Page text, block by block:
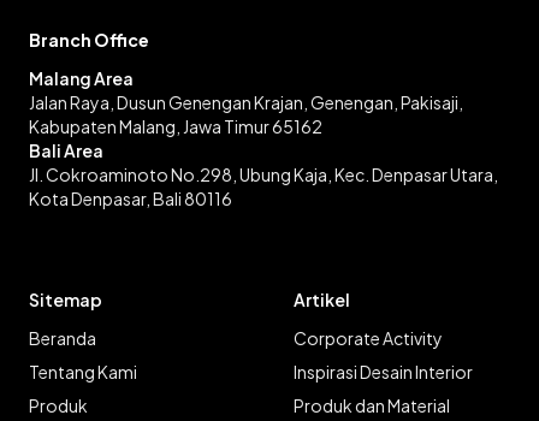
Branch Office
Malang Area
Jalan Raya, Dusun Genengan Krajan, Genengan, Pakisaji,
Kabupaten Malang, Jawa Timur 65162
Bali Area
Jl. Cokroaminoto No.298, Ubung Kaja, Kec. Denpasar Utara,
Kota Denpasar, Bali 80116
Sitemap
Beranda
Tentang Kami
Produk
Artikel
Corporate Activity
Inspirasi Desain Interior
Produk dan Material